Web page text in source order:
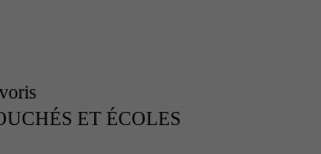
ET ÉCOLES